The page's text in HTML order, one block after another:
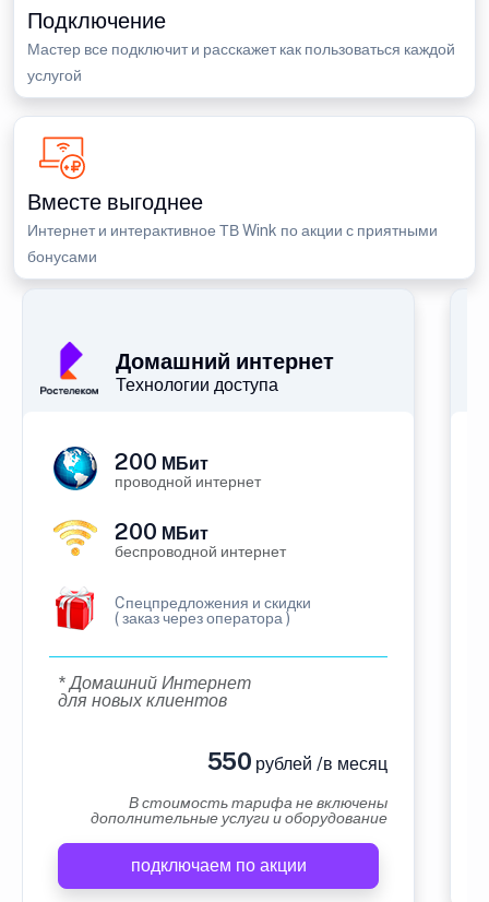
Подключение
Мастер все подключит и расскажет как пользоваться каждой
услугой
Вместе выгоднее
Интернет и интерактивное ТВ Wink по акции с приятными
бонусами
Домашний интернет
Технологии доступа
200 МБит
проводной интернет
200 МБит
беспроводной интернет
Cпецпредложения и скидки
( заказ через оператора )
* Домашний Интернет
для новых клиентов
550 рублей /в месяц
В стоимость тарифа не включены
дополнительные услуги и оборудование
подключаем по акции